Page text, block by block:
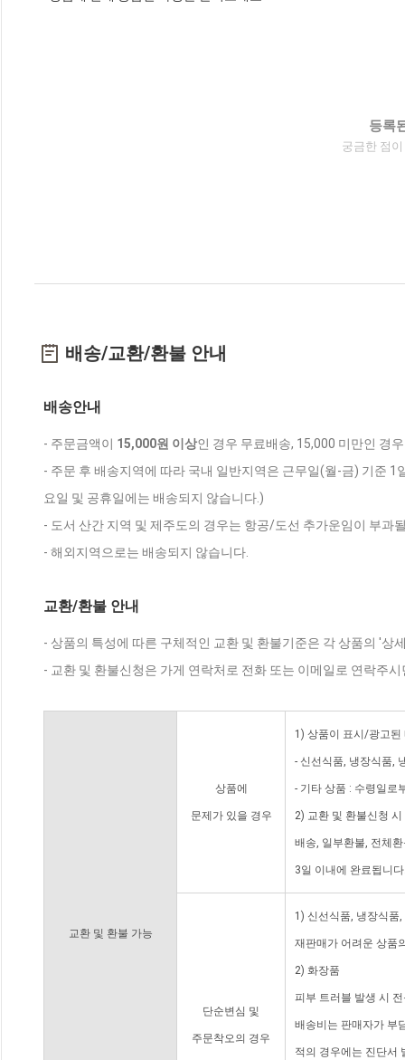
등록
궁금한 점
배송/교환/환불 안내
배송안내
- 주문금액이 15,000원 이상인 경우 무료배송, 15,000 미만인 경
- 주문 후 배송지역에 따라 국내 일반지역은 근무일(월-금) 기준
요일 및 공휴일에는 배송되지 않습니다.)
- 도서 산간 지역 및 제주도의 경우는 항공/도선 추가운임이 부과
- 해외지역으로는 배송되지 않습니다.
교환/환불 안내
- 상품의 특성에 따른 구체적인 교환 및 환불기준은 각 상품의 '상
- 교환 및 환불신청은 가게 연락처로 전화 또는 이메일로 연락주
교환 및 환불 가능
상품에
문제가 있을 경우
1) 상품이 표시/광고된
- 신선식품, 냉장식품,
- 기타 상품 : 수령일로
2) 교환 및 환불신청
배송, 일부환불, 전체
3일 이내에 완료됩니
단순변심 및
주문착오의 경우
1) 신선식품, 냉장식품
재판매가 어려운 상품
2) 화장품
피부 트러블 발생 시
배송비는 판매자가 부
적의 경우에는 진단서